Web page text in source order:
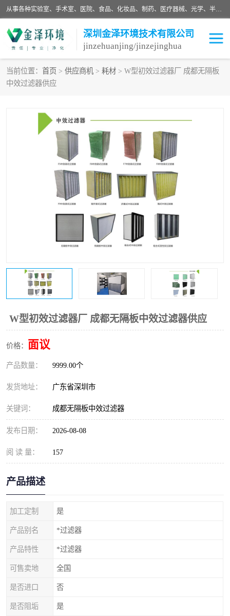
从事各种实验室、手术室、医院、食品、化妆品、制药、医疗器械、光学、半导体、精密电子等无尘车间行业的洁净车间装修设计、净化设备、恒温恒湿空调的设计制作与安装、净化系统工程项目施工及其技术支持服务。
深圳金泽环境技术有限公司
jinzehuanjing/jinzejinghua
当前位置： 首页 > 供应商机 > 耗材 > W型初效过滤器厂 成都无隔板
中效过滤器供应
W型初效过滤器厂 成都无隔板中效过滤器供应
价格： 面议
产品数量： 9999.00个
发货地址： 广东省深圳市
关键词： 成都无隔板中效过滤器
发布日期： 2026-08-08
阅 读 量： 157
产品描述
加工定制 是
产品别名 *过滤器
产品特性 *过滤器
可售卖地 全国
是否进口 否
是否阻垢 是
耗材
净化设备
手术室净化 GMP车间净化
医药车间净化 生命工程
生物实验室 食品饮料
光电车间
恒温恒湿净化空调 过滤器